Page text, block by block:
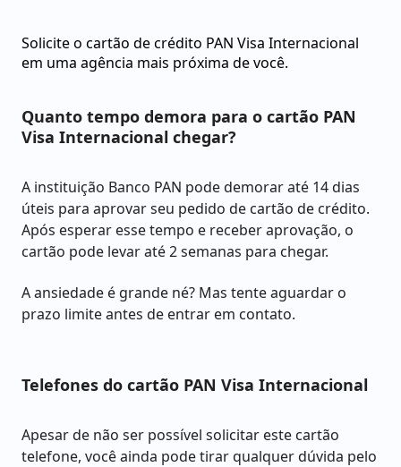
Solicite o cartão de crédito PAN Visa Internacional
em uma agência mais próxima de você.
Quanto tempo demora para o cartão PAN
Visa Internacional chegar?
A instituição Banco PAN pode demorar até 14 dias
úteis para aprovar seu pedido de cartão de crédito.
Após esperar esse tempo e receber aprovação, o
cartão pode levar até 2 semanas para chegar.
A ansiedade é grande né? Mas tente aguardar o
prazo limite antes de entrar em contato.
Telefones do cartão PAN Visa Internacional
Apesar de não ser possível solicitar este cartão
telefone, você ainda pode tirar qualquer dúvida pelo